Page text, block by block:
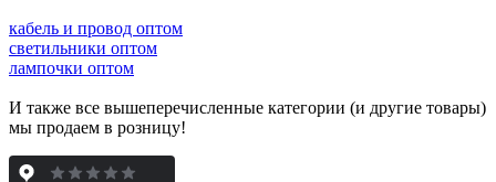
кабель и провод оптом
светильники оптом
лампочки оптом
И также все вышеперечисленные категории (и другие товары)
мы продаем в розницу!